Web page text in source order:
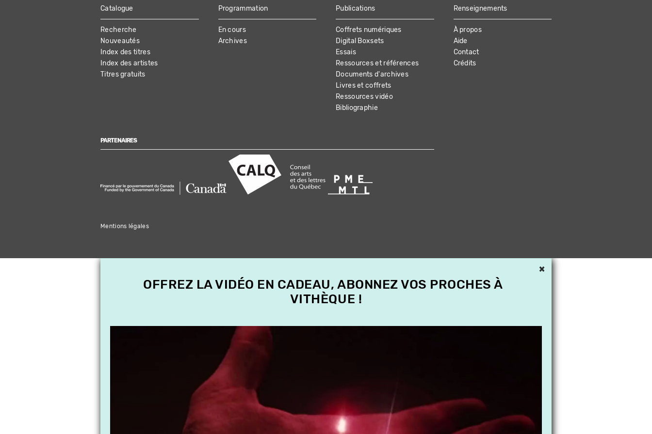
MAIN
NAVIGATION
Catalogue
Recherche
Nouveautés
Index des titres
Index des artistes
Titres gratuits
Programmation
En cours
Archives
Publications
Coffrets numériques
Digital Boxsets
Essais
Ressources et références
Documents d'archives
Livres et coffrets
Ressources vidéo
Bibliographie
Renseignements
À propos
Aide
Contact
Crédits
PARTENAIRES
Mentions légales
×
OFFREZ LA VIDÉO EN CADEAU, ABONNEZ VOS PROCHES À
VITHÈQUE !